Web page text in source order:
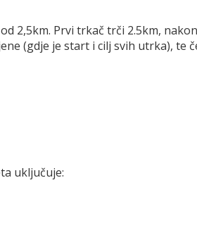
2,5km. Prvi trkač trči 2.5km,
(gdje je start i cilj svih utrka), te
uključuje: